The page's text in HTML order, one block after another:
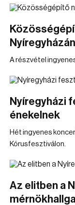
Nyíregyházán
A részvétel
Nyíregyházi
énekelnek
Hét ingyenes
Kórusfesztiválon.
Az elitben a